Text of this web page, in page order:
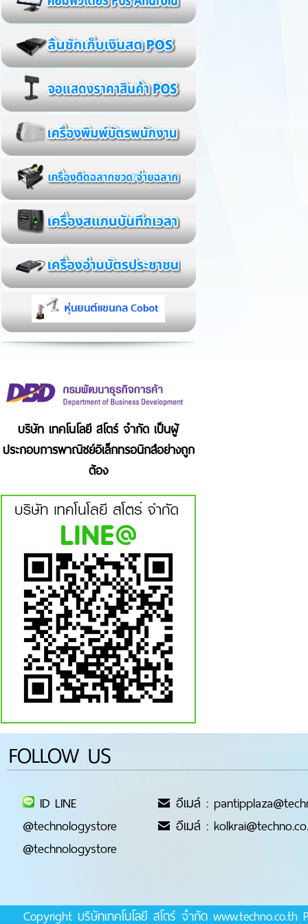
บริษัท เทคโนโลยี สโตร์ จำกัด เป็นผู้
ประกอบการพาณิชย์อิเล็กทรอนิกส์อย่างถูก
ต้อง
FOLLOW US
ID LINE
@technologystore
@technologystore
อีเมล์ :
อีเมล์ :
Copyright บริษัทเทคโนโลยี สโตร์ จำกัด